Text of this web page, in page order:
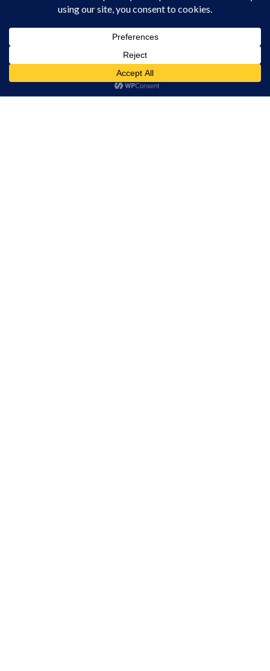
Am înțeles!
Acest site folosește cookies. Navigând în continuare, vă exprimați acordul asupra folosirii
cookie-urilor.
Parcul Berc se transformă într un loc
ACTUALITATE JOI, 12:33